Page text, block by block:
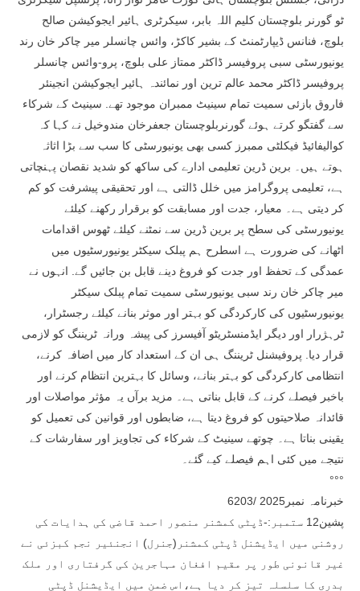
ٹو گورنر بلوچستان کلیم اللہ بابر، سیکرٹری ہائیر ایجوکیشن صالح
بلوچ، فنانس ڈیپارٹمنٹ کے بشیر کاکڑ، وائس چانسلر میر چاکر خان رند
یونیورسٹی سبی پروفیسر ڈاکٹر ممتاز علی بلوچ، پرو-وائس چانسلر
پروفیسر ڈاکٹر محمد عالم ترین اور نمائندہ ہائیر ایجوکیشن انجینئر
فاروق بازئی سمیت تمام سینیٹ ممبران موجود تھے. سینیٹ کے شرکاء
سے گفتگو کرتے ہوئے گورنربلوچستان جعفرخان مندوخیل نے کہا کہ
کوالیفائیڈ فیکلٹی ممبرز کسی بھی یونیورسٹی کا سب سے بڑا اثاثہ
ہوتے ہیں۔ برین ڈرین تعلیمی ادارے کی ساکھ کو شدید نقصان پہنچاتی
ہے، تعلیمی پروگرامز میں خلل ڈالتی ہے اور تحقیقی پیشرفت کو کم
کر دیتی ہے۔ معیار، جدت اور مسابقت کو برقرار رکھنے کیلئے
یونیورسٹی کی سطح پر برین ڈرین سے نمٹنے کیلئے ٹھوس اقدامات
اٹھانے کی ضرورت ہے اسطرح ہم پبلک سیکٹر یونیورسٹیوں میں
عمدگی کے تحفظ اور جدت کو فروغ دینے قابل بن جائیں گے. انہوں نے
میر چاکر خان رند سبی یونیورسٹی سمیت تمام پبلک سیکٹر
یونیورسٹیوں کی کارکردگی کو بہتر اور موثر بنانے کیلئے رجسٹرار،
ٹرہژرار اور دیگر ایڈمنسٹریٹو آفیسرز کی پیشہ ورانہ ٹریننگ کو لازمی
قرار دیا. پروفیشنل ٹریننگ ہی ان کے استعداد کار میں اضافہ کرنے،
انتظامی کارکردگی کو بہتر بنانے، وسائل کا بہترین انتظام کرنے اور
باخبر فیصلے کرنے کے قابل بناتی ہے۔ مزید برآں یہ مؤثر مواصلات اور
قائدانہ صلاحیتوں کو فروغ دیتا ہے، ضابطوں اور قوانین کی تعمیل کو
یقینی بناتا ہے۔ چوتھے سینیٹ کے شرکاء کی تجاویز اور سفارشات کے
نتیجے میں کئی اہم فیصلے کیے گئے۔
°°°
خبرنامہ نمبر2025 /6203
پشین12 ستمبر:-ڈپٹی کمشنر منصور احمد قاضی کی ہدایات کی
روشنی میں ایڈیشنل ڈپٹی کمشنر(جنرل) انجنئیر نجم کبزئی نے
غیر قانونی طور پر مقیم افغان مہاجرین کی گرفتاری اور ملک
بدری کا سلسلہ تیز کر دیا ہے،اس ضمن میں ایڈیشنل ڈپٹی